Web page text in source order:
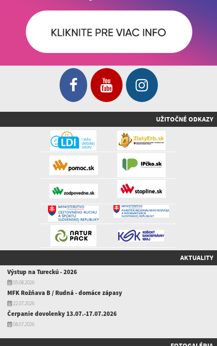
UŽITOČNÉ ODKAZY
AKTUALITY
Výstup na Tureckú - 2026
05.08.2026
MFK Rožňava B / Rudná - domáce zápasy
22.07.2026
Čerpanie dovolenky 13.07.-17.07.2026
08.07.2026